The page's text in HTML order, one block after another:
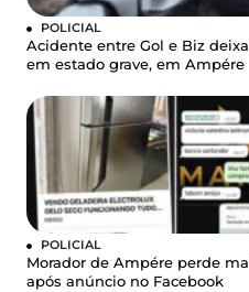
POLICIAL
Acidente entre Gol e Biz
em estado grave, em Ampére
POLICIAL
Morador de Ampére perde
após anúncio no Facebook